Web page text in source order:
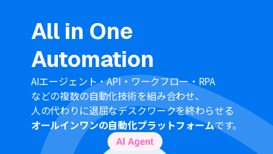
All in One
Automation
AIエージェント・API・ワークフロー・RPA
などの複数の自動化技術を組み合わせ、
人の代わりに退屈なデスクワークを終わらせる
オールインワンの自動化プラットフォームです。